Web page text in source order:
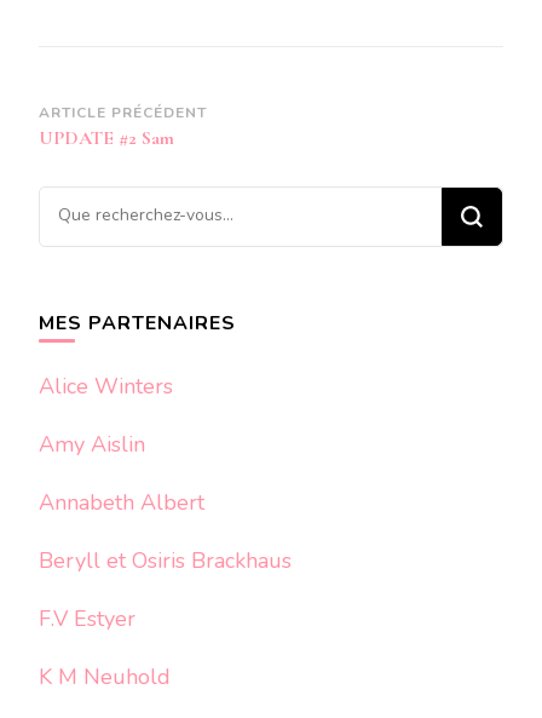
Navigation
d’article
ARTICLE PRÉCÉDENT
UPDATE #2 Sam
Vous
recherchiez
MES PARTENAIRES
Alice Winters
Amy Aislin
Annabeth Albert
Beryll et Osiris Brackhaus
F.V Estyer
K M Neuhold